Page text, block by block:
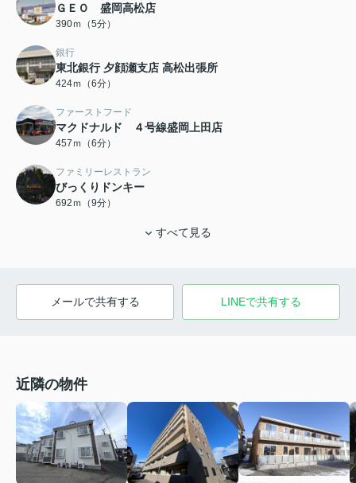
ＧＥＯ 盛岡高松店
390ｍ（5分）
銀行
東北銀行 夕顔瀬支店 高松出張所
424ｍ（6分）
ファーストフード
マクドナルド ４号線盛岡上田店
457ｍ（6分）
ファミリーレストラン
びっくりドンキー
692ｍ（9分）
すべて見る
メールで共有する LINEで共有する
近隣の物件